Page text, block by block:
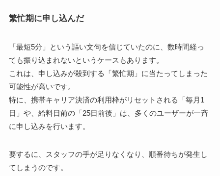
繁忙期に申し込んだ
「最短5分」という謳い文句を信じていたのに、数時間経っ
ても振り込まれないというケースもあります。
これは、申し込みが殺到する「繁忙期」に当たってしまった
可能性が高いです。
特に、携帯キャリア決済の利用枠がリセットされる「毎月1
日」や、給料日前の「25日前後」は、多くのユーザーが一斉
に申し込みを行います。
要するに、スタッフの手が足りなくなり、順番待ちが発生し
てしまうのです。